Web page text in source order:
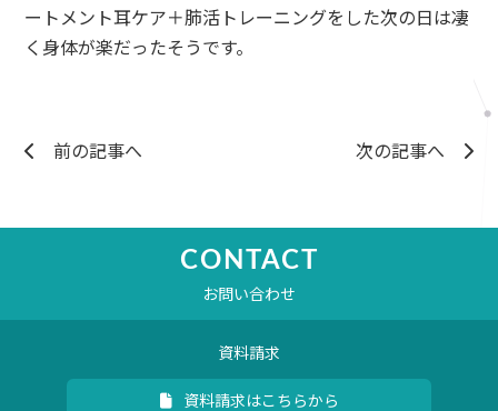
ートメント耳ケア＋肺活トレーニングをした次の日は凄
く身体が楽だったそうです。
前の記事へ 次の記事へ
CONTACT
お問い合わせ
資料請求
資料請求はこちらから